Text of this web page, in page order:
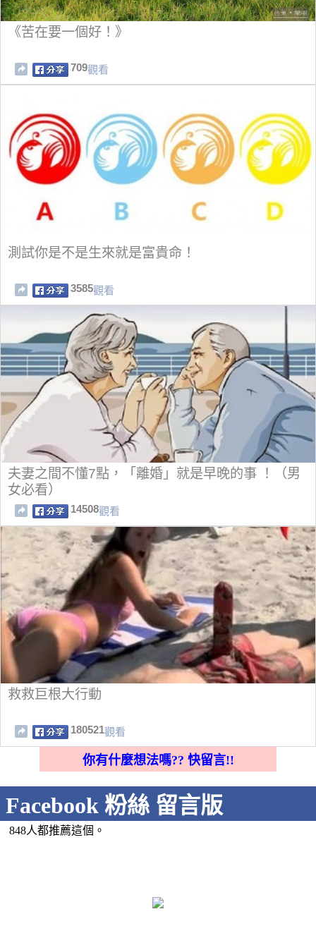
《苦在要一個好！》
709觀看
測試你是不是生來就是富貴命！
3585觀看
夫妻之間不懂7點，「離婚」就是早晚的事 ！（男
女必看）
14508觀看
救救巨根大行動
180521觀看
你有什麼想法嗎?? 快留言!!
Facebook 粉絲 留言版
848人都推薦這個。